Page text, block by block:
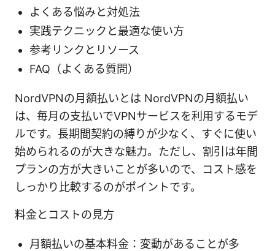
よくある悩みと対処法
実践テクニックと最適な使い方
参考リンクとリソース
FAQ（よくある質問）
NordVPNの月額払いとは NordVPNの月額払い
は、毎月の支払いでVPNサービスを利用するモデ
ルです。長期間契約の縛りが少なく、すぐに使い
始められるのが大きな魅力。ただし、割引は年間
プランの方が大きいことが多いので、コスト感を
しっかり比較するのがポイントです。
料金とコストの見方
月額払いの基本料金：変動があることが多